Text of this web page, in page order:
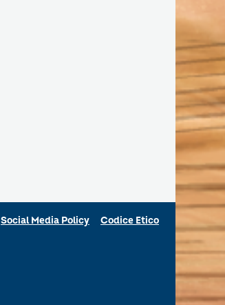
Social Media Policy Codice Etico